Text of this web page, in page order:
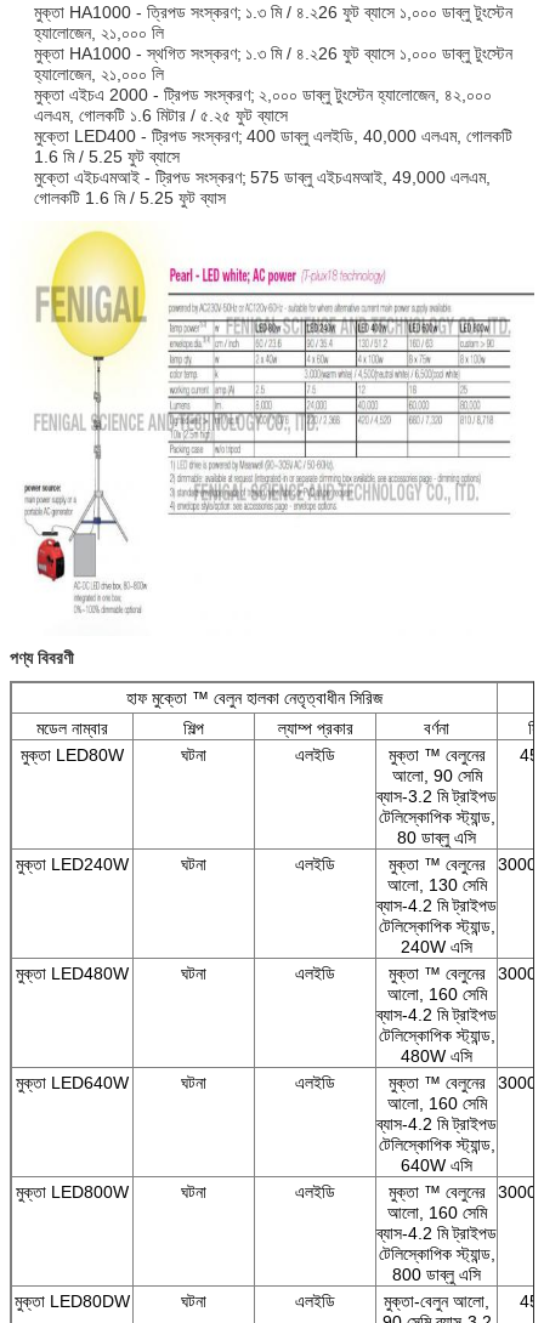
আমরা শীঘ্রই আপনাকে আবার কল করব!
মুক্তা HA1000 - ত্রিপড সংস্করণ; ১.৩ মি / ৪.২26 ফুট ব্যাসে ১,০০০ ডাব্লু টুংস্টেন
হ্যালোজেন, ২১,০০০ লি
মুক্তা HA1000 - স্থগিত সংস্করণ; ১.৩ মি / ৪.২26 ফুট ব্যাসে ১,০০০ ডাব্লু টুংস্টেন
হ্যালোজেন, ২১,০০০ লি
মুক্তা এইচএ 2000 - ট্রিপড সংস্করণ; ২,০০০ ডাব্লু টুংস্টেন হ্যালোজেন, ৪২,০০০
এলএম, গোলকটি ১.6 মিটার / ৫.২৫ ফুট ব্যাসে
মুক্তো LED400 - ট্রিপড সংস্করণ; 400 ডাব্লু এলইডি, 40,000 এলএম, গোলকটি
1.6 মি / 5.25 ফুট ব্যাসে
মুক্তো এইচএমআই - ট্রিপড সংস্করণ; 575 ডাব্লু এইচএমআই, 49,000 এলএম,
গোলকটি 1.6 মি / 5.25 ফুট ব্যাস
পণ্য বিবরণী
হাফ মুক্তো ™ বেলুন হালকা নেতৃত্বাধীন সিরিজ
মডেল নাম্বার
শিল্প ল্যাম্প প্রকার বর্ণনা
মুক্তা LED80W
ঘটনা এলইডি
মুক্তা ™ বেলুনের
আলো, 90 সেমি
ব্যাস-3.2 মি ট্রাইপড
টেলিস্কোপিক স্ট্যান্ড,
80 ডাব্লু এসি
মুক্তা LED240W ঘটনা এলইডি
মুক্তা ™ বেলুনের
আলো, 130 সেমি
ব্যাস-4.2 মি ট্রাইপড
টেলিস্কোপিক স্ট্যান্ড,
240W এসি
মুক্তা LED480W ঘটনা এলইডি
মুক্তা ™ বেলুনের
আলো, 160 সেমি
ব্যাস-4.2 মি ট্রাইপড
টেলিস্কোপিক স্ট্যান্ড,
480W এসি
মুক্তা LED640W ঘটনা এলইডি
মুক্তা ™ বেলুনের
আলো, 160 সেমি
ব্যাস-4.2 মি ট্রাইপড
টেলিস্কোপিক স্ট্যান্ড,
640W এসি
মুক্তা LED800W ঘটনা এলইডি
মুক্তা ™ বেলুনের
আলো, 160 সেমি
ব্যাস-4.2 মি ট্রাইপড
টেলিস্কোপিক স্ট্যান্ড,
800 ডাব্লু এসি
মুক্তা LED80DW ঘটনা এলইডি
মুক্তা-বেলুন আলো,